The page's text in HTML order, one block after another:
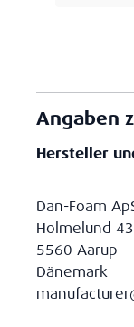
Angaben
Hersteller
Dan-Foam
Holmelund 43
5560 Aarup
Dänemark